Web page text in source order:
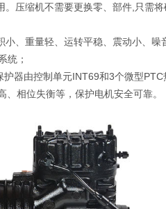
压缩机不需要更换零、部件,只需
、重量轻、运转平稳、震动小、噪
统；
器由控制单元INT69和3个微型
相位失衡等，保护电机安全可靠。